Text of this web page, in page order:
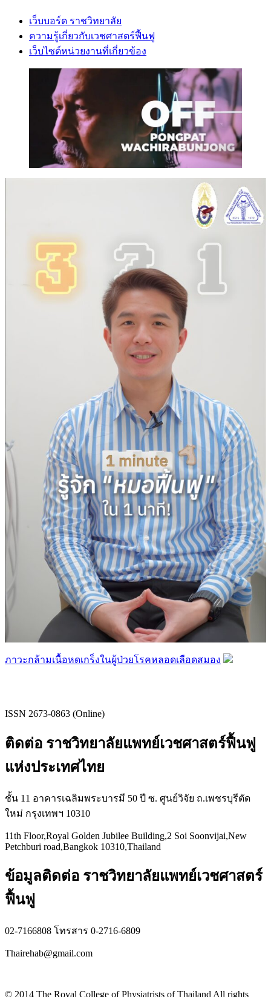
เว็บบอร์ด ราชวิทยาลัย
ความรู้เกี่ยวกับเวชศาสตร์ฟื้นฟู
เว็บไซต์หน่วยงานที่เกี่ยวข้อง
ภาวะกล้ามเนื้อหดเกร็งในผู้ป่วยโรคหลอดเลือดสมอง
ISSN 2673-0863 (Online)
ติดต่อ ราชวิทยาลัยแพทย์เวชศาสตร์ฟื้นฟู
แห่งประเทศไทย
ชั้น 11 อาคารเฉลิมพระบารมี 50 ปี ซ. ศูนย์วิจัย ถ.เพชรบุรีตัด
ใหม่ กรุงเทพฯ 10310
11th Floor,Royal Golden Jubilee Building,2 Soi Soonvijai,New
Petchburi road,Bangkok 10310,Thailand
ข้อมูลติดต่อ ราชวิทยาลัยแพทย์เวชศาสตร์
ฟื้นฟู
02-7166808 โทรสาร 0-2716-6809
Thairehab@gmail.com
© 2014 The Royal College of Physiatrists of Thailand All rights